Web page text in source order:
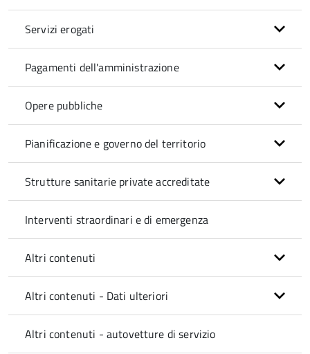
Servizi erogati
Pagamenti dell'amministrazione
Opere pubbliche
Pianificazione e governo del territorio
Strutture sanitarie private accreditate
Interventi straordinari e di emergenza
Altri contenuti
Altri contenuti - Dati ulteriori
Altri contenuti - autovetture di servizio